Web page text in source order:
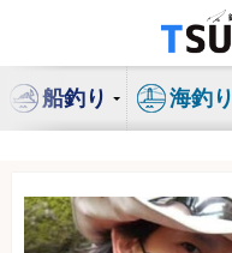
ン
船釣り 海釣り